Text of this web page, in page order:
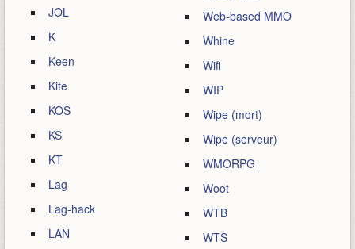
JOL
K
Keen
Kite
KOS
KS
KT
Lag
Lag-hack
LAN
Web-based MMO
Whine
Wifi
WIP
Wipe (mort)
Wipe (serveur)
WMORPG
Woot
WTB
WTS